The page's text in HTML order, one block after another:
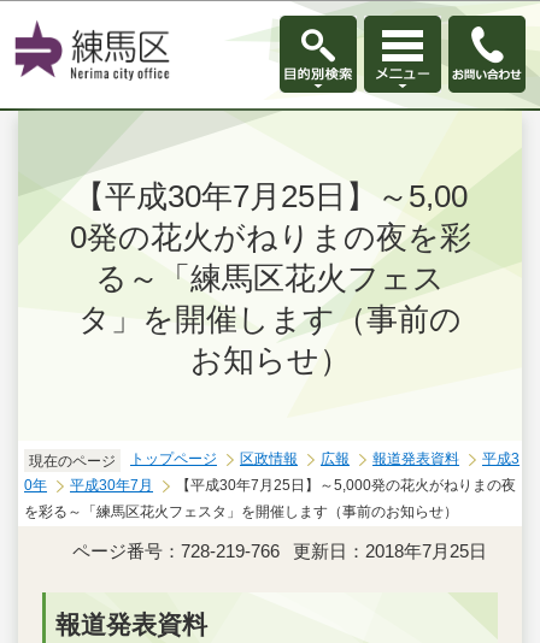
このページの本文へ移動
【平成30年7月25日】～5,00
0発の花火がねりまの夜を彩
る～「練馬区花火フェス
タ」を開催します（事前の
お知らせ）
現在のページ トップページ 区政情報 広報 報道発表資料
平成3
0年
平成30年7月
【平成30年7月25日】～5,000発の花火がねりまの夜
を彩る～「練馬区花火フェスタ」を開催します（事前のお知らせ）
ページ番号：728-219-766 更新日：2018年7月25日
報道発表資料